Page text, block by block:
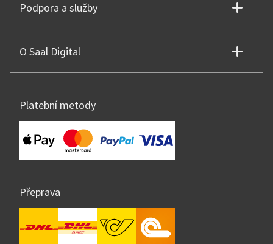
Podpora a služby
O Saal Digital
Platební metody
Přeprava